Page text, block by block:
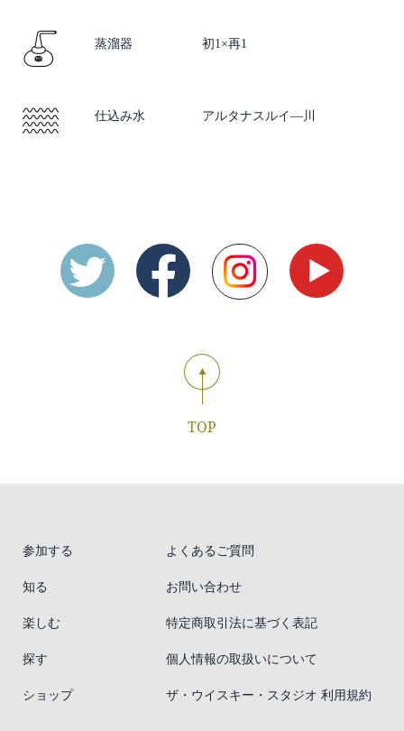
蒸溜器 初1×再1
仕込み水 アルタナスルイ―川
TOP
参加する
知る
楽しむ
探す
ショップ
よくあるご質問
お問い合わせ
特定商取引法に基づく表記
個人情報の取扱いについて
ザ・ウイスキー・スタジオ 利用規約